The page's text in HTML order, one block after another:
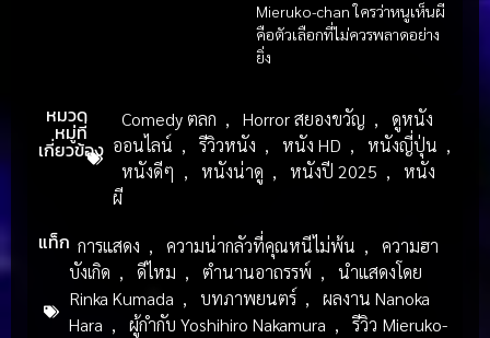
Mieruko-chan ใครว่าหนูเห็นผี
คือตัวเลือกที่ไม่ควรพลาดอย่าง
ยิ่ง
หมวด
หมู่ที่
เกี่ยวข้อง
Comedy ตลก , Horror สยองขวัญ ,
ดูหนัง
ออนไลน์ , รีวิวหนัง , หนัง HD , หนังญี่ปุ่น ,
หนังดีๆ , หนังน่าดู , หนังปี 2025 ,
หนัง
ผี
แท็ก การแสดง , ความน่ากลัวที่คุณหนีไม่พ้น ,
ความฮา
บังเกิด , ดีไหม , ตำนานอาถรรพ์ ,
นำแสดงโดย
Rinka Kumada , บทภาพยนตร์ ,
ผลงาน Nanoka
Hara , ผู้กำกับ Yoshihiro Nakamura ,
รีวิว Mieruko-